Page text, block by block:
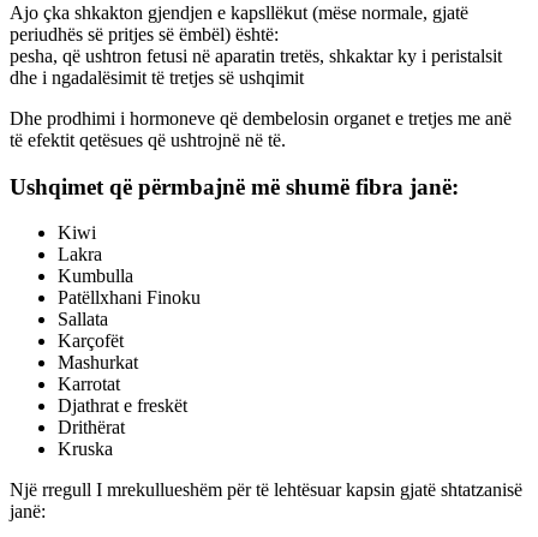
Ajo çka shkakton gjendjen e kapsllëkut (mëse normale, gjatë
periudhës së pritjes së ëmbël) është:
pesha, që ushtron fetusi në aparatin tretës, shkaktar ky i peristalsit
dhe i ngadalësimit të tretjes së ushqimit
Dhe prodhimi i hormoneve që dembelosin organet e tretjes me anë
të efektit qetësues që ushtrojnë në të.
Ushqimet që përmbajnë më shumë fibra janë:
Kiwi
Lakra
Kumbulla
Patëllxhani Finoku
Sallata
Karçofët
Mashurkat
Karrotat
Djathrat e freskët
Drithërat
Kruska
Një rregull I mrekullueshëm për të lehtësuar kapsin gjatë shtatzanisë
janë: